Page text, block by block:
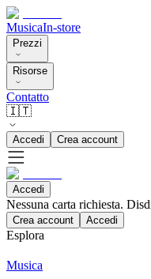
MusicaIn-store
Prezzi
Risorse
Contatto
🇮🇹
Accedi Crea account
Accedi
Nessuna carta richiesta.
Crea account Accedi
Esplora
Musica